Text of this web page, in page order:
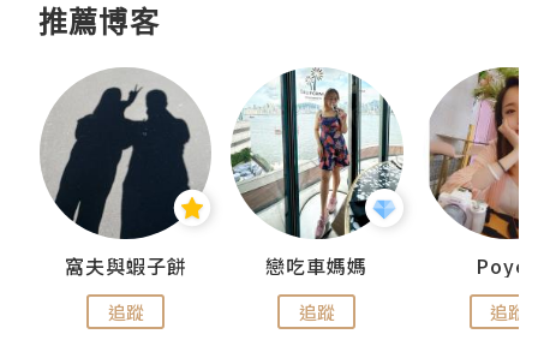
推薦博客
窩夫與蝦子餅
追蹤
戀吃車媽媽
追蹤 追蹤